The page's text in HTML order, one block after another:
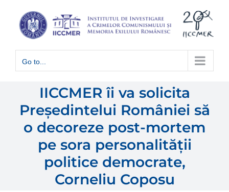
content
Go to...
IICCMER îi va solicita
Președintelui României să
o decoreze post-mortem
pe sora personalității
politice democrate,
Corneliu Coposu